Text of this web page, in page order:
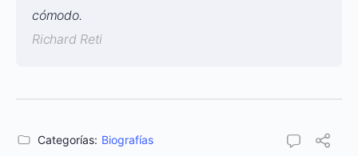
cómodo.
Richard Reti
Categorías: Biografías